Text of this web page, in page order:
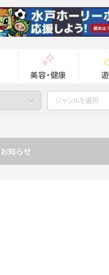
美容・健康
ジャンルを選択
お知らせ